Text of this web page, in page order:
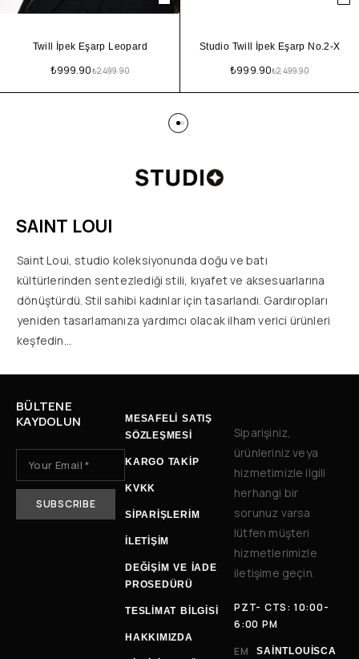
Twill İpek Eşarp Leopard
₺2,499.90
₺999.90
Studio Twill İpek Eşarp No.2-X
₺2,499.90
₺999.90
SAINT LOUI
Saint Loui, studio koleksiyonunda doğu ve batı
kültürlerinden sentezlediği stili, kıyafet ve aksesuarlarına
dönüştürdü. Stil sahibi kadınlar için tasarlandı. Gardıropları
yeniden tasarlamanıza yardımcı olacak ilham verici ürünleri
keşfedin…
BÜLTENE
KAYDOLUN
MESAFELİ SATIŞ
SÖZLEŞMESİ
KARGO TAKİP
KVKK
SİPARİŞLERİM
İLETIŞIM
DEĞIŞIM VE İADE
PROSEDÜRÜ
TESLIMAT BILGISI
HAKKIMIZDA
Siparişiniz,
ürünleriniz veya
hizmetimizle ilgili
herhangi bir
sorunuz varsa
lütfen müşteri
hizmetlerimizle
iletişime geçin.
PZT- CTS: 10:00-
6:00 PM
EM
SAINTLOUISCA